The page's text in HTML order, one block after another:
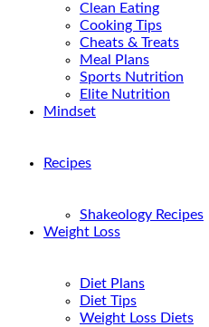
Clean Eating
Cooking Tips
Cheats & Treats
Meal Plans
Sports Nutrition
Elite Nutrition
Mindset
Recipes
Shakeology Recipes
Weight Loss
Diet Plans
Diet Tips
Weight Loss Diets